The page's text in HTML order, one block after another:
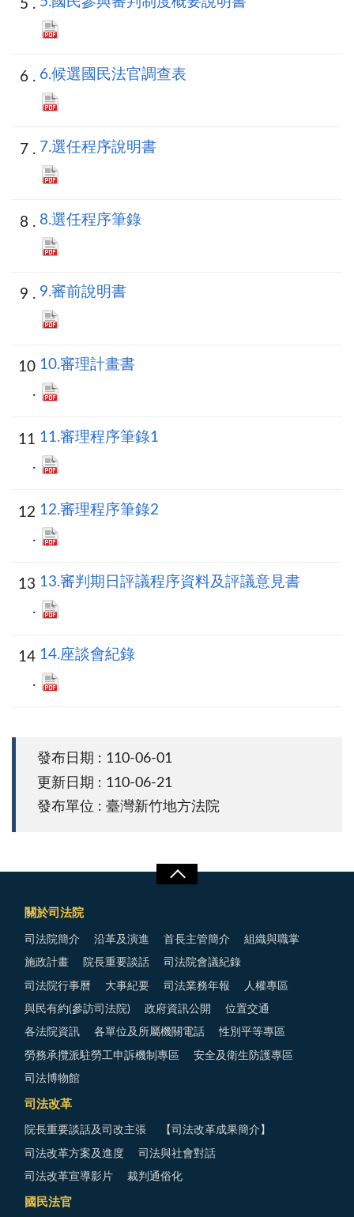
6.候選國民法官調查表
7.選任程序說明書
8.選任程序筆錄
9.審前說明書
10.審理計畫書
11.審理程序筆錄1
12.審理程序筆錄2
13.審判期日評議程序資料及評議意見書
14.座談會紀錄
發布日期 : 110-06-01
更新日期 : 110-06-21
發布單位 : 臺灣新竹地方法院
關於司法院
司法院簡介 沿革及演進 首長主管簡介 組織與職掌
施政計畫 院長重要談話 司法院會議紀錄
司法院行事曆 大事紀要 司法業務年報 人權專區
與民有約(參訪司法院) 政府資訊公開 位置交通
各法院資訊 各單位及所屬機關電話 性別平等專區
勞務承攬派駐勞工申訴機制專區 安全及衛生防護專區
司法博物館
司法改革
院長重要談話及司改主張 【司法改革成果簡介】
司法改革方案及進度 司法與社會對話
司法改革宣導影片 裁判通俗化
國民法官